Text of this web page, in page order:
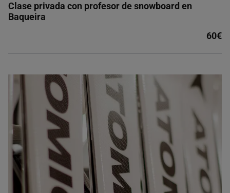
Clase privada con profesor de snowboard en
Baqueira
60€